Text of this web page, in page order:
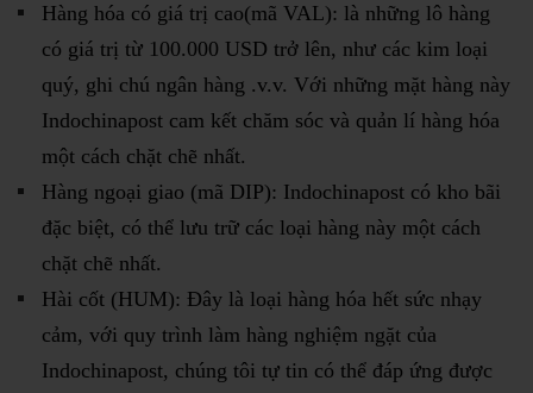
Hàng hóa có giá trị cao(mã VAL): là những lô hàng
có giá trị từ 100.000 USD trở lên, như các kim loại
quý, ghi chú ngân hàng .v.v. Với những mặt hàng này
Indochinapost cam kết chăm sóc và quản lí hàng hóa
một cách chặt chẽ nhất.
Hàng ngoại giao (mã DIP): Indochinapost có kho bãi
đặc biệt, có thể lưu trữ các loại hàng này một cách
chặt chẽ nhất.
Hài cốt (HUM): Đây là loại hàng hóa hết sức nhạy
cảm, với quy trình làm hàng nghiệm ngặt của
Indochinapost, chúng tôi tự tin có thể đáp ứng được